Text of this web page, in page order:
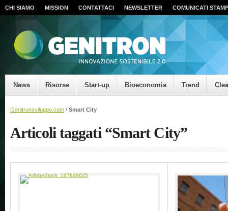
CHI SIAMO MISSION CONTATTACI NEWSLETTER COMUNICATI
News Risorse Start-up Bioeconomia Trend
Genitronsviluppo.com / Smart City
Articoli taggati “Smart City”